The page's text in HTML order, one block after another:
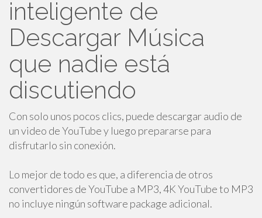
inteligente de
Descargar Música
que nadie está
discutiendo
Con solo unos pocos clics, puede descargar audio de
un video de YouTube y luego prepararse para
disfrutarlo sin conexión.
Lo mejor de todo es que, a diferencia de otros
convertidores de YouTube a MP3, 4K YouTube to MP3
no incluye ningún software package adicional.